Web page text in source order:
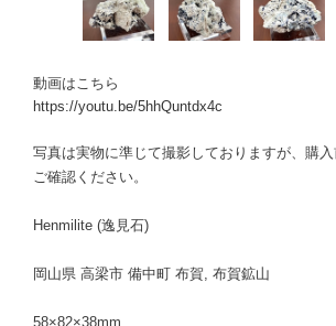
動画はこちら
https://youtu.be/5hhQuntdx4c
写真は実物に準じて撮影しておりますが、購
ご確認ください。
Henmilite (逸見石)
岡山県 高梁市 備中町 布賀, 布賀鉱山
58×82×38mm